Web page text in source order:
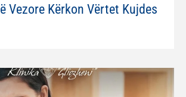
Vezore Kërkon Vërtet Kujdes